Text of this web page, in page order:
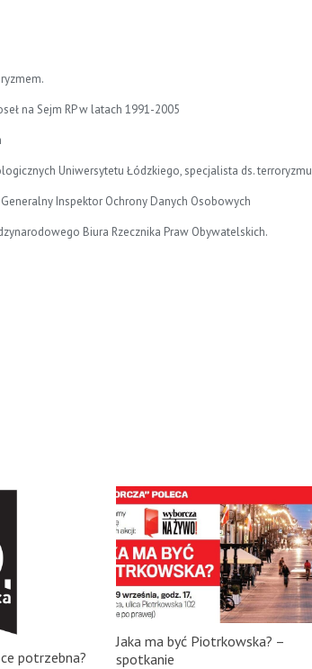
na Sejm RP w latach 1991-2005
Uniwersytetu Łódzkiego, specjalista ds. terroryzmu
Inspektor Ochrony Danych Osobowych
Biura Rzecznika Praw Obywatelskich.
potrzebna?
Jaka ma być Piotrkowska? –
spotkanie